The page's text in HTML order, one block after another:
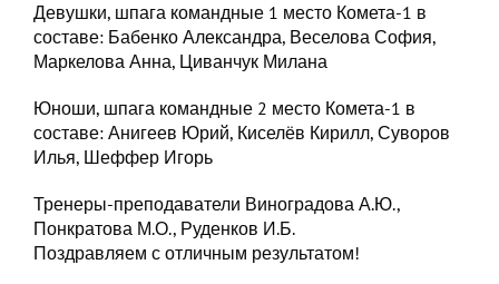
Девушки, шпага командные 1 место Комета-1 в
составе: Бабенко Александра, Веселова София,
Маркелова Анна, Циванчук Милана
Юноши, шпага командные 2 место Комета-1 в
составе: Анигеев Юрий, Киселёв Кирилл, Суворов
Илья, Шеффер Игорь
Тренеры-преподаватели Виноградова А.Ю.,
Понкратова М.О., Руденков И.Б.
Поздравляем с отличным результатом!